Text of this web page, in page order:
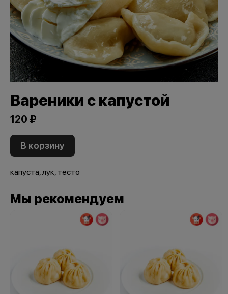
Вареники с капустой
120 ₽
В корзину
капуста, лук, тесто
Мы рекомендуем